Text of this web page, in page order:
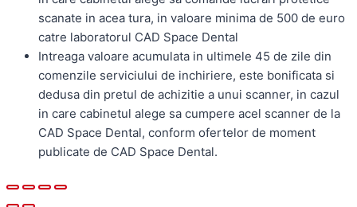
scanate in acea tura, in valoare minima de 500 de euro
catre laboratorul CAD Space Dental
Intreaga valoare acumulata in ultimele 45 de zile din
comenzile serviciului de inchiriere, este bonificata si
dedusa din pretul de achizitie a unui scanner, in cazul
in care cabinetul alege sa cumpere acel scanner de la
CAD Space Dental, conform ofertelor de moment
publicate de CAD Space Dental.